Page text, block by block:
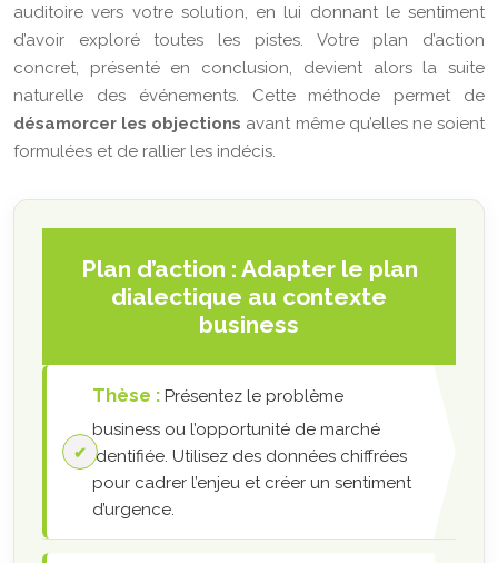
auditoire vers votre solution, en lui donnant le sentiment
d’avoir exploré toutes les pistes. Votre plan d’action
concret, présenté en conclusion, devient alors la suite
naturelle des événements. Cette méthode permet de
désamorcer les objections avant même qu’elles ne soient
formulées et de rallier les indécis.
Plan d’action : Adapter le plan
dialectique au contexte
business
Thèse : Présentez le problème
business ou l’opportunité de marché
identifiée. Utilisez des données chiffrées
pour cadrer l’enjeu et créer un sentiment
d’urgence.